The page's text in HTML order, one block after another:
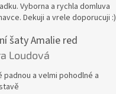
Vyborna a rychla domluva
Dekuji a vrele doporucuji :)
šaty Amalie red
produktu je 5 z 5 hvězdiček.
Loudová
a velmi pohodlné a